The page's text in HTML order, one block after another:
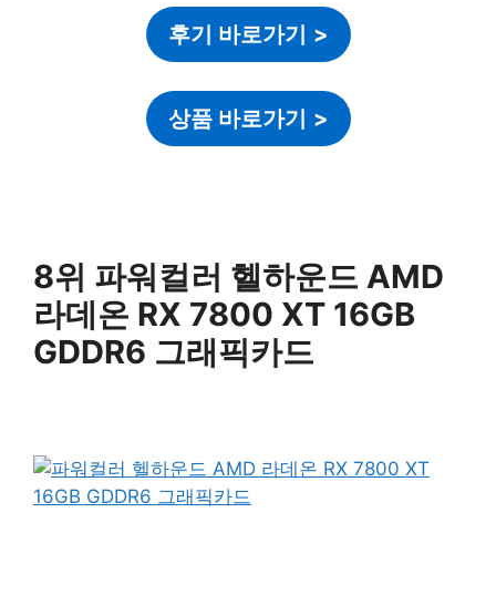
후기 바로가기 >
상품 바로가기 >
8위 파워컬러 헬하운드 AMD
라데온 RX 7800 XT 16GB
GDDR6 그래픽카드